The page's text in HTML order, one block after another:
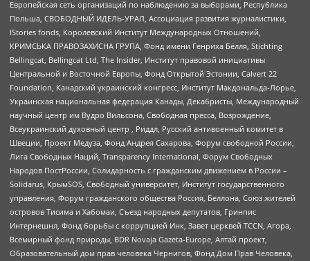
Европейская сеть организаций по наблюдению за выборами, Республика
Польша, СВОБОДНЫЙ ИДЕЛЬ-УРАЛ, Ассоциация развития журналистики,
IStories fonds, Королевский Институт Международных Отношений,
КРИМСЬКА ПРАВОЗАХИСНА ГРУПА, Фонд имени Генриха Бёлля, Stichting
Bellingcat, Bellingcat Ltd, The Insider, Институт правовой инициативы
Центральной и Восточной Европы, Фонд Открытой Эстонии, Calvert 22
Foundation, Канадский украинский конгресс, Институт Макдональда-Лорье,
Украинская национальная федерация Канады, Декабристы, Международный
научный центр им Вудро Вильсона, Свободная пресса, Возрождение,
Всеукраинский духовный центр , Риддл, Русский антивоенный комитет в
Швеции, Проект Медуза, Фонд Андрея Сахарова, Форум свободной России,
Лига Свободных Наций, Transparеncy International, Форум Свободных
Народов ПостРоссии, Солидарность с гражданским движением в России –
Solidarus, КрымSOS, Свободный университет, Институт государственного
управления, Форум гражданского общества Россия, Беллона, Союз жителей
островов Тисима и Хабомаи, Съезд народных депутатов, Гринпис
Интернешнл, Фонд борьбы с коррупцией Инк, Завет церквей TCCN, Агора,
Всемирный фонд природы, BDR Novaja Gazeta-Europe, Алтай проект,
Образовательный дом прав человека Чернигов, Фонд Дом Прав Человека,